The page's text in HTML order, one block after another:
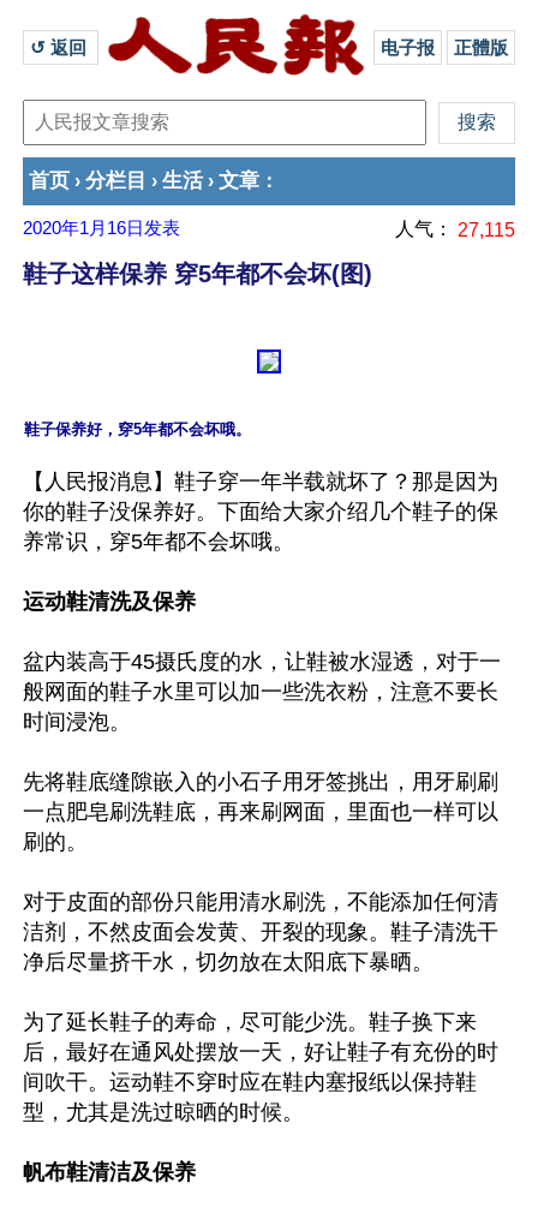
↺ 返回 电子报 正體版
首页 › 分栏目 › 生活 › 文章 ：
2020年1月16日 发表 人气： 27,115
鞋子这样保养 穿5年都不会坏(图)
【人民报消息】鞋子穿一年半载就坏了？那是因为
你的鞋子没保养好。下面给大家介绍几个鞋子的保
养常识，穿5年都不会坏哦。
运动鞋清洗及保养
盆内装高于45摄氏度的水，让鞋被水湿透，对于一
般网面的鞋子水里可以加一些洗衣粉，注意不要长
时间浸泡。
先将鞋底缝隙嵌入的小石子用牙签挑出，用牙刷刷
一点肥皂刷洗鞋底，再来刷网面，里面也一样可以
刷的。
对于皮面的部份只能用清水刷洗，不能添加任何清
洁剂，不然皮面会发黄、开裂的现象。鞋子清洗干
净后尽量挤干水，切勿放在太阳底下暴晒。
为了延长鞋子的寿命，尽可能少洗。鞋子换下来
后，最好在通风处摆放一天，好让鞋子有充份的时
间吹干。运动鞋不穿时应在鞋内塞报纸以保持鞋
型，尤其是洗过晾晒的时候。
帆布鞋清洁及保养